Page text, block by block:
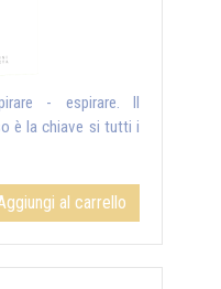
- espirare. Il
è la chiave si tutti i
al carrello